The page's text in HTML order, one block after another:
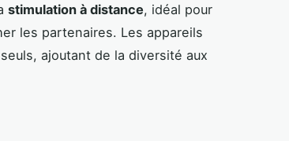
stimulation à distance, idéal pour
les partenaires. Les appareils
ajoutant de la diversité aux